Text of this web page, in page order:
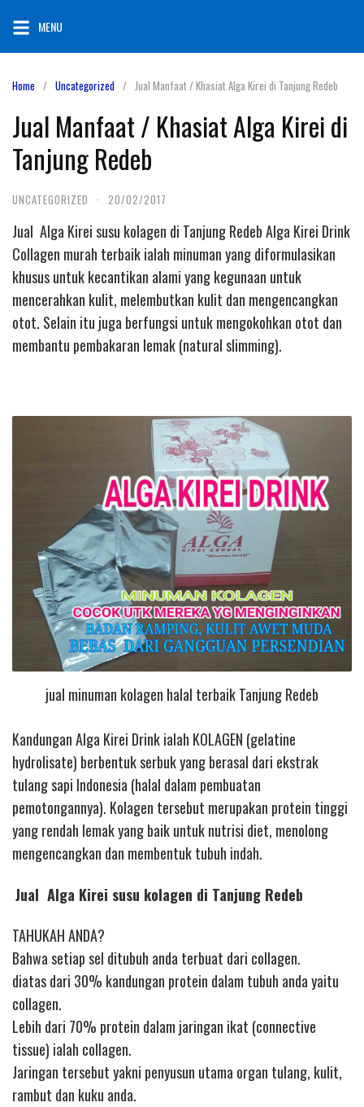
content
MENU
Home Uncategorized Jual Manfaat / Khasiat Alga Kirei di Tanjung Redeb
Jual Manfaat / Khasiat Alga Kirei di
Tanjung Redeb
UNCATEGORIZED · 20/02/2017
Jual Alga Kirei susu kolagen di Tanjung Redeb Alga Kirei Drink
Collagen murah terbaik ialah minuman yang diformulasikan
khusus untuk kecantikan alami yang kegunaan untuk
mencerahkan kulit, melembutkan kulit dan mengencangkan
otot. Selain itu juga berfungsi untuk mengokohkan otot dan
membantu pembakaran lemak (natural slimming).
jual minuman kolagen halal terbaik Tanjung Redeb
Kandungan Alga Kirei Drink ialah KOLAGEN (gelatine
hydrolisate) berbentuk serbuk yang berasal dari ekstrak
tulang sapi Indonesia (halal dalam pembuatan
pemotongannya). Kolagen tersebut merupakan protein tinggi
yang rendah lemak yang baik untuk nutrisi diet, menolong
mengencangkan dan membentuk tubuh indah.
Jual Alga Kirei susu kolagen di Tanjung Redeb
TAHUKAH ANDA?
Bahwa setiap sel ditubuh anda terbuat dari collagen.
diatas dari 30% kandungan protein dalam tubuh anda yaitu
collagen.
Lebih dari 70% protein dalam jaringan ikat (connective
tissue) ialah collagen.
Jaringan tersebut yakni penyusun utama organ tulang, kulit,
rambut dan kuku anda.